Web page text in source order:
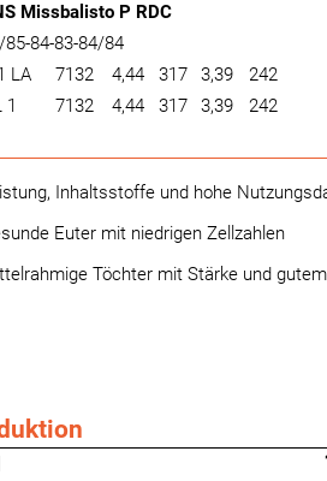
Missbalisto P RDC
85-84-83-84/84
LA
7132 4,44 317 3,39
242
1
7132 4,44 317 3,39 242
Inhaltsstoffe und hohe
Euter mit niedrigen Zellzahlen
Töchter mit Stärke und